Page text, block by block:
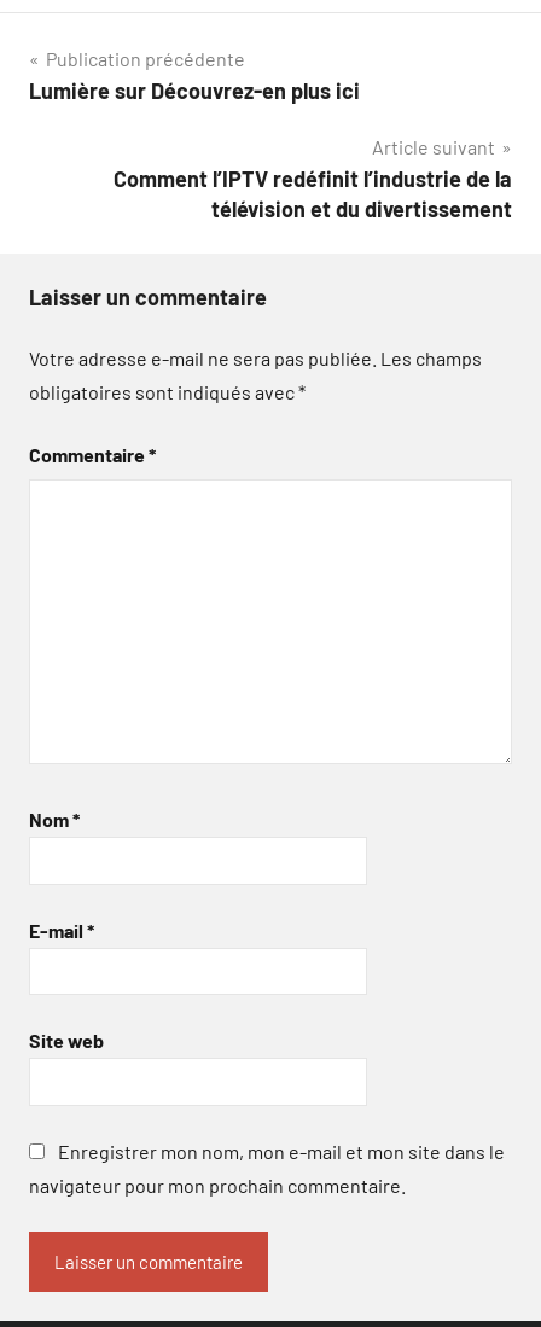
Navigation
de
Publication précédente
Lumière sur Découvrez-en plus ici
Article suivant
Comment l’IPTV redéfinit l’industrie de la
télévision et du divertissement
Laisser un commentaire
Votre adresse e-mail ne sera pas publiée. Les champs
obligatoires sont indiqués avec*
Commentaire*
Nom*
E-mail *
Site web
Enregistrer mon nom, mon e-mail et mon site dans le
navigateur pour mon prochain commentaire.